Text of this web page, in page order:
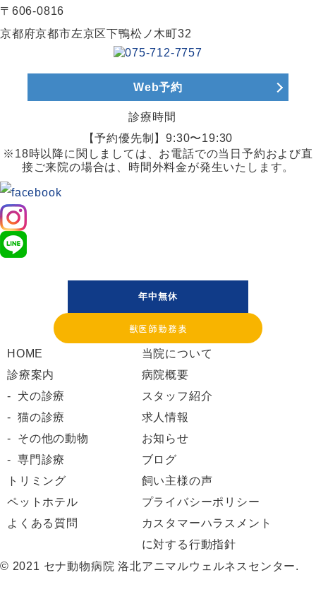
〒606-0816
京都府京都市左京区下鴨松ノ木町32
Web予約
診療時間
【予約優先制】9:30〜19:30
※18時以降に関しましては、お電話での当日予約および直
接ご来院の場合は、時間外料金が発生いたします。
年中無休
獣医師勤務表
HOME
診療案内
犬の診療
猫の診療
その他の動物
専門診療
トリミング
ペットホテル
よくある質問
当院について
病院概要
スタッフ紹介
求人情報
お知らせ
ブログ
飼い主様の声
プライバシーポリシー
カスタマーハラスメント
に対する行動指針
© 2021 セナ動物病院 洛北アニマルウェルネスセンター.